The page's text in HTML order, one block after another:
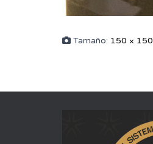
Tamaño: 150 × 150